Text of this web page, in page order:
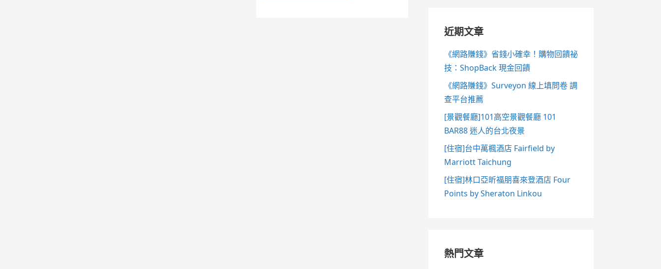
近期文章
《網路賺錢》省錢小確幸！購物回饋祕
技：ShopBack 現金回饋
《網路賺錢》Surveyon 線上填問卷 調
查平台推薦
[景觀餐廳]101高空景觀餐廳 101
BAR88 迷人的台北夜景
[住宿]台中萬楓酒店 Fairfield by
Marriott Taichung
[住宿]林口亞昕福朋喜來登酒店 Four
Points by Sheraton Linkou
熱門文章